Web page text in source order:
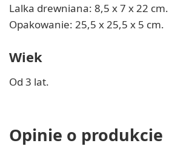
Lalka drewniana: 8,5 x 7 x 22 cm.
Opakowanie: 25,5 x 25,5 x 5 cm.
Wiek
Od 3 lat.
Opinie o produkcie